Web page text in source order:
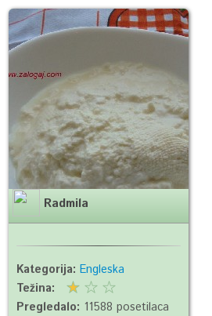
Radmila
Kategorija:Engleska
Težina:
Pregledalo: 11588 posetilaca